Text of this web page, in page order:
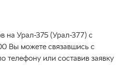
на Урал-375 (Урал-377) с
Вы можете связавшись с
телефону или составив заявку